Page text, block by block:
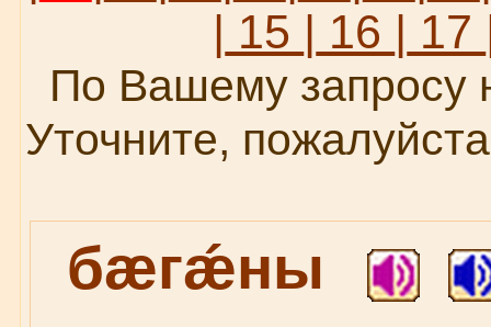
| 15 | 16 | 17
По Вашему запросу
Уточните,
бæгǽны